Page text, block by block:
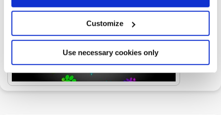
Customize
Use necessary cookies only